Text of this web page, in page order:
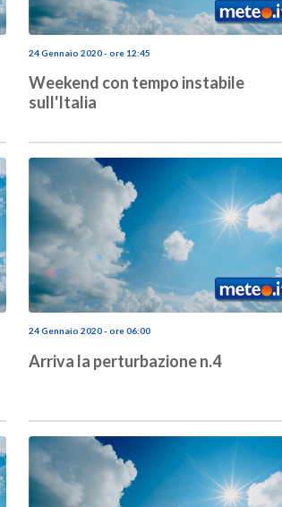
24 Gennaio 2020 - ore 12:45
Weekend con tempo instabile
sull'Italia
24 Gennaio 2020 - ore 06:00
Arriva la perturbazione n.4